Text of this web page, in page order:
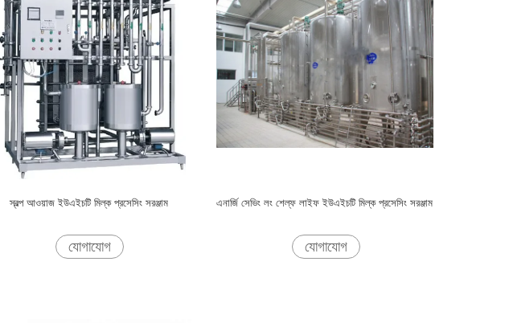
স্বল্প আওয়াজ ইউএইচটি মিল্ক প্রসেসিং সরঞ্জাম
যোগাযোগ
এনার্জি সেভিং লং শেল্ফ লাইফ ইউএইচটি মিল্ক প্রসেসিং সরঞ্জাম
যোগাযোগ